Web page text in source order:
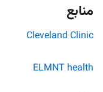
منابع
Cleveland Clinic
ELMNT health